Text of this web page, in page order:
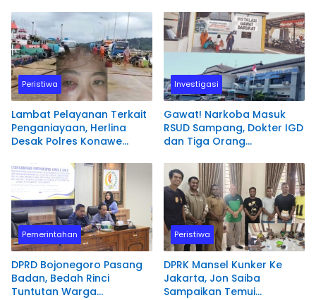
Peristiwa
Lambat Pelayanan Terkait
Penganiayaan, Herlina
Desak Polres Konawe
Laporannya.
Investigasi
Gawat! Narkoba Masuk
RSUD Sampang, Dokter IGD
dan Tiga Orang
Pemerintahan
DPRD Bojonegoro Pasang
Badan, Bedah Rinci
Tuntutan Warga
Peristiwa
DPRK Mansel Kunker Ke
Jakarta, Jon Saiba
Sampaikan Temui